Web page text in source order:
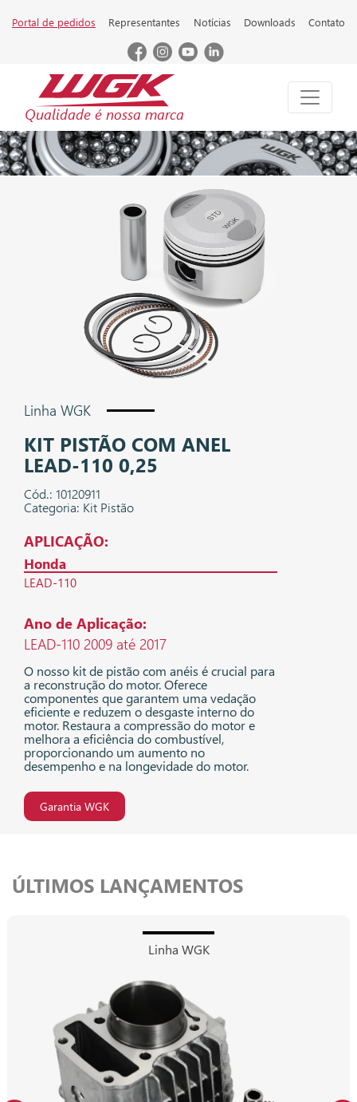
Portal de pedidos Representantes Notícias Downloads Contato
Qualidade é nossa marca
Linha WGK
KIT PISTÃO COM ANEL
LEAD-110 0,25
Cód.: 10120911
Categoria: Kit Pistão
APLICAÇÃO:
Honda
LEAD-110
Ano de Aplicação:
LEAD-110 2009 até 2017
O nosso kit de pistão com anéis é crucial para
a reconstrução do motor. Oferece
componentes que garantem uma vedação
eficiente e reduzem o desgaste interno do
motor. Restaura a compressão do motor e
melhora a eficiência do combustível,
proporcionando um aumento no
desempenho e na longevidade do motor.
Garantia WGK
ÚLTIMOS LANÇAMENTOS
Linha WGK